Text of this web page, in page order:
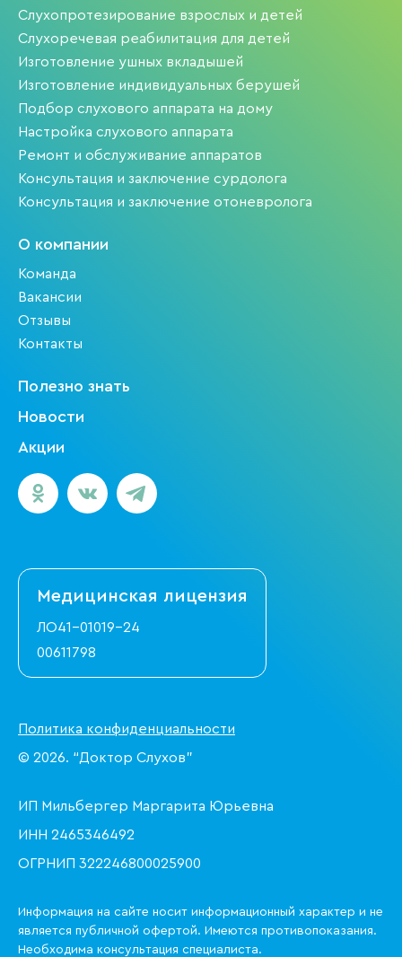
Слухопротезирование взрослых и детей
Слухоречевая реабилитация для детей
Изготовление ушных вкладышей
Изготовление индивидуальных берушей
Подбор слухового аппарата на дому
Настройка слухового аппарата
Ремонт и обслуживание аппаратов
Консультация и заключение сурдолога
Консультация и заключение отоневролога
О компании
Команда
Вакансии
Отзывы
Контакты
Полезно знать
Новости
Акции
Политика конфиденциальности
© 2026. “Доктор Слухов”
ИП Мильбергер Маргарита Юрьевна
ИНН 2465346492
ОГРНИП 322246800025900
Медицинская лицензия
ЛО41-01019-24
00611798
Информация на сайте носит информационный характер и не
является публичной офертой. Имеются противопоказания.
Необходима консультация специалиста.